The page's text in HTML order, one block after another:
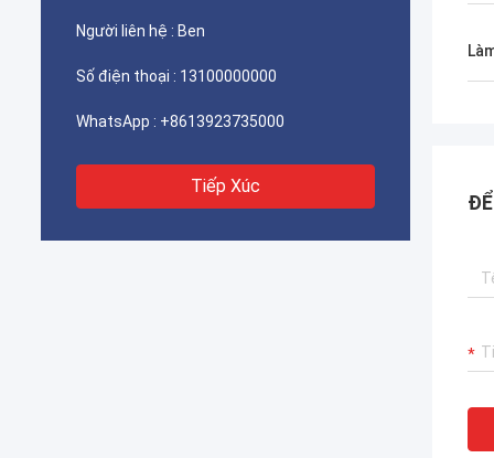
Người liên hệ : Ben
Số điện thoại : 13100000000
WhatsApp : +8613923735000
Tiếp Xúc